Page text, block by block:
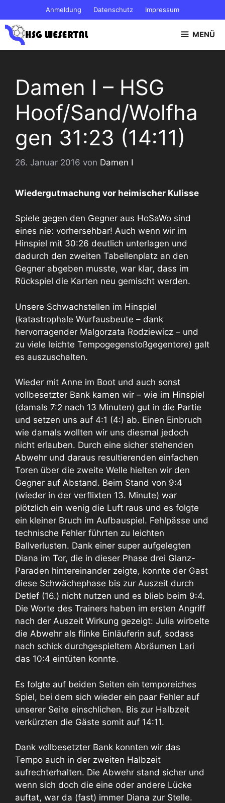
Inhalt
springen
Anmeldung Datenschutz Impressum
MENÜ
Damen I – HSG
Hoof/Sand/Wolfha
gen 31:23 (14:11)
26. Januar 2016 von Damen I
Wiedergutmachung vor heimischer Kulisse
Spiele gegen den Gegner aus HoSaWo sind
eines nie: vorhersehbar! Auch wenn wir im
Hinspiel mit 30:26 deutlich unterlagen und
dadurch den zweiten Tabellenplatz an den
Gegner abgeben musste, war klar, dass im
Rückspiel die Karten neu gemischt werden.
Unsere Schwachstellen im Hinspiel
(katastrophale Wurfausbeute – dank
hervorragender Malgorzata Rodziewicz – und
zu viele leichte Tempogegenstoßgegentore) galt
es auszuschalten.
Wieder mit Anne im Boot und auch sonst
vollbesetzter Bank kamen wir – wie im Hinspiel
(damals 7:2 nach 13 Minuten) gut in die Partie
und setzen uns auf 4:1 (4:) ab. Einen Einbruch
wie damals wollten wir uns diesmal jedoch
nicht erlauben. Durch eine sicher stehenden
Abwehr und daraus resultierenden einfachen
Toren über die zweite Welle hielten wir den
Gegner auf Abstand. Beim Stand von 9:4
(wieder in der verflixten 13. Minute) war
plötzlich ein wenig die Luft raus und es folgte
ein kleiner Bruch im Aufbauspiel. Fehlpässe und
technische Fehler führten zu leichten
Ballverlusten. Dank einer super aufgelegten
Diana im Tor, die in dieser Phase drei Glanz-
Paraden hintereinander zeigte, konnte der Gast
diese Schwächephase bis zur Auszeit durch
Detlef (16.) nicht nutzen und es blieb beim 9:4.
Die Worte des Trainers haben im ersten Angriff
nach der Auszeit Wirkung gezeigt: Julia wirbelte
die Abwehr als flinke Einläuferin auf, sodass
nach schick durchgespieltem Abräumen Lari
das 10:4 eintüten konnte.
Es folgte auf beiden Seiten ein temporeiches
Spiel, bei dem sich wieder ein paar Fehler auf
unserer Seite einschlichen. Bis zur Halbzeit
verkürzten die Gäste somit auf 14:11.
Dank vollbesetzter Bank konnten wir das
Tempo auch in der zweiten Halbzeit
aufrechterhalten. Die Abwehr stand sicher und
wenn sich doch die eine oder andere Lücke
auftat, war da (fast) immer Diana zur Stelle.